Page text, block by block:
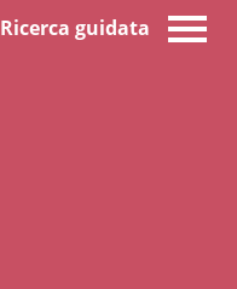
Ricerca guidata